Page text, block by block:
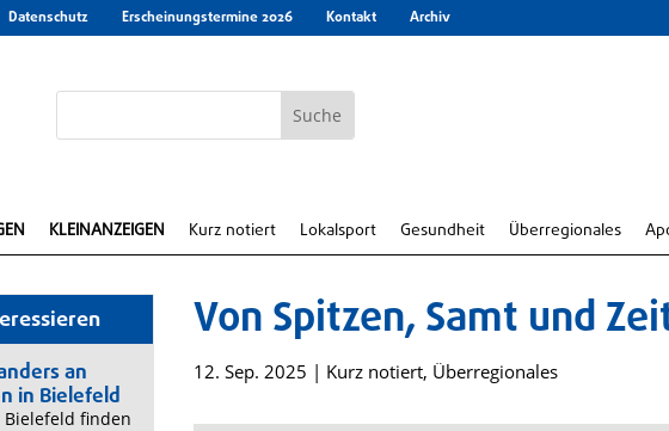
Datenschutz Erscheinungstermine 2026 Kontakt Archiv
KLEINANZEIGEN Kurz notiert Lokalsport Gesundheit Überregionales
an
in Bielefeld
finden
Von Spitzen, Samt und
12. Sep. 2025 | Kurz notiert, Überregionales